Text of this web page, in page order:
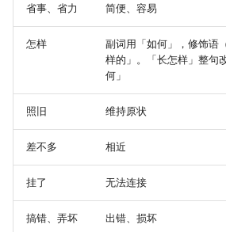
省事、省力 简便、容易
怎样
副词用「如何」，修饰语
样的」。「长怎样」整句
何」
照旧 维持原状
差不多 相近
挂了 无法连接
搞错、弄坏 出错、损坏